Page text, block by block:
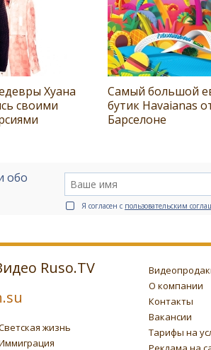
Хуана
своими
Самый большой
бутик Havaianas
Барселоне
обо
Я согласен с пользовательским
Ruso.TV
жизнь
О компании
Контакты
Вакансии
Тарифы на